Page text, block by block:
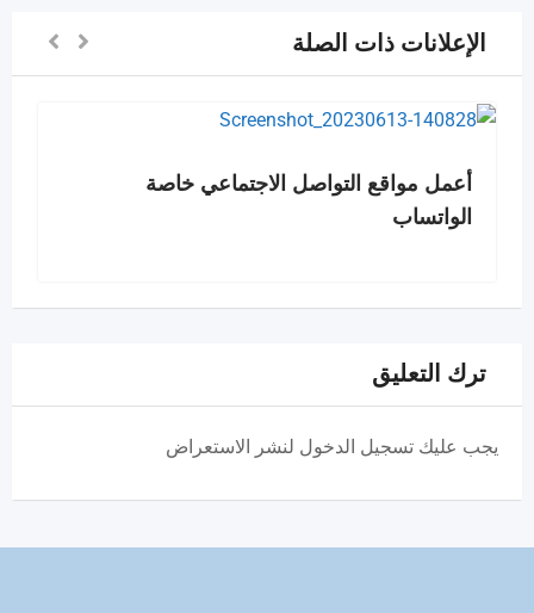
الإعلانات ذات الصلة
أعمل مواقع التواصل الاجتماعي خاصة
الواتساب
ترك التعليق
يجب عليك تسجيل الدخول لنشر الاستعراض